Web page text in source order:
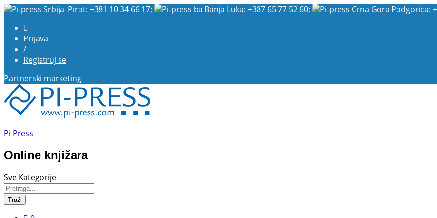
Pirot: +381 10 34 66 17; Banja Luka: +387 65 77 52 60; Podgorica:
Prijava
/
Registruj se
Partnerski marketing
Pi Press
Online knjižara
Sve Kategorije
Traži